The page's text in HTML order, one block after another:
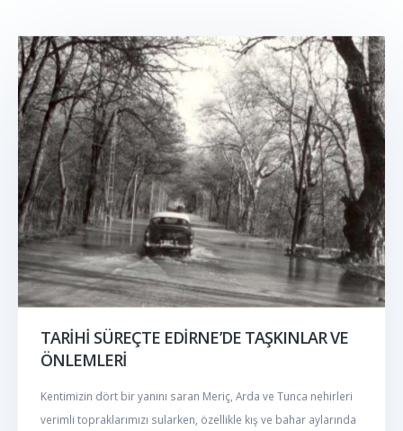
TARİHİ SÜREÇTE EDİRNE’DE TAŞKINLAR VE
ÖNLEMLERİ
Kentimizin dört bir yanını saran Meriç, Arda ve Tunca nehirleri
verimli topraklarımızı sularken, özellikle kış ve bahar aylarında